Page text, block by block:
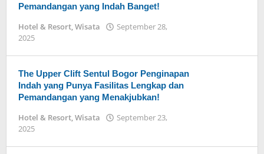
Pemandangan yang Indah Banget!
Hotel & Resort,Wisata
September 28,
2025
The Upper Clift Sentul Bogor Penginapan
Indah yang Punya Fasilitas Lengkap dan
Pemandangan yang Menakjubkan!
Hotel & Resort,Wisata
September 23,
2025